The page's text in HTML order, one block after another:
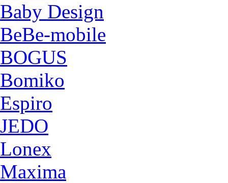
Baby Design
BeBe-mobile
BOGUS
Bomiko
Espiro
JEDO
Lonex
Maxima